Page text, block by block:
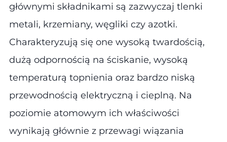
głównymi składnikami są zazwyczaj tlenki
metali, krzemiany, węgliki czy azotki.
Charakteryzują się one wysoką twardością,
dużą odpornością na ściskanie, wysoką
temperaturą topnienia oraz bardzo niską
przewodnością elektryczną i cieplną. Na
poziomie atomowym ich właściwości
wynikają głównie z przewagi wiązania